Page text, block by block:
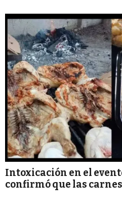
Intoxicación en el
confirmó que las